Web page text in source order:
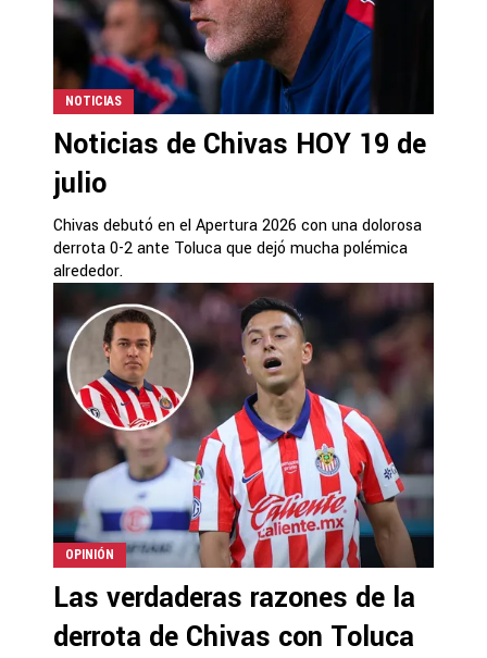
NOTICIAS
Noticias de Chivas HOY 19 de
julio
Chivas debutó en el Apertura 2026 con una dolorosa
derrota 0-2 ante Toluca que dejó mucha polémica
alrededor.
OPINIÓN
Las verdaderas razones de la
derrota de Chivas con Toluca